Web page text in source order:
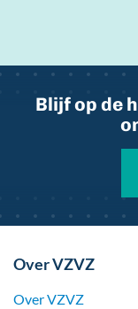
Blijf op de
Over VZVZ
Over VZVZ